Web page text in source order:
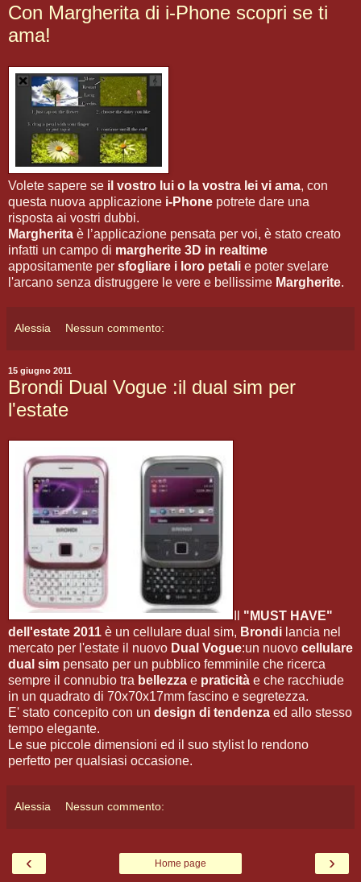
Con Margherita di i-Phone scopri se ti
ama!
Volete sapere se il vostro lui o la vostra lei vi ama, con
questa nuova applicazione i-Phone potrete dare una
risposta ai vostri dubbi.
Margherita è l’applicazione pensata per voi, è stato creato
infatti un campo di margherite 3D in realtime
appositamente per sfogliare i loro petali e poter svelare
l'arcano senza distruggere le vere e bellissime Margherite.
Alessia Nessun commento:
15 giugno 2011
Brondi Dual Vogue :il dual sim per
l'estate
"MUST HAVE"
dell'estate 2011 è un cellulare dual sim, Brondi lancia nel
mercato per l'estate il nuovo Dual Vogue:un nuovo cellulare
dual sim pensato per un pubblico femminile che ricerca
sempre il connubio tra bellezza e praticità e che racchiude
in un quadrato di 70x70x17mm fascino e segretezza.
E' stato concepito con un design di tendenza ed allo stesso
tempo elegante.
Le sue piccole dimensioni ed il suo stylist lo rendono
perfetto per qualsiasi occasione.
Alessia Nessun commento:
‹ ›
Home page